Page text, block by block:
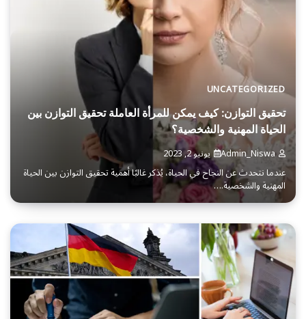
UNCATEGORIZED
تحقيق التوازن: كيف يمكن للمرأة العاملة تحقيق التوازن بين
الحياة المهنية والشخصية؟
Admin_Niswa يونيو 2, 2023
عندما نتحدث عن النجاح في الحياة، يُذكر غالبًا أهمية تحقيق التوازن بين الحياة
المهنية والشخصية.…